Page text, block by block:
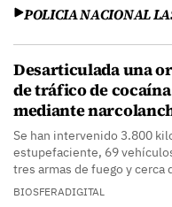
POLICIA NACIONAL
Desarticulada una
de tráfico de
mediante
Se han intervenido 3.800
estupefaciente, 69
tres armas de fuego y cerca
BIOSFERADIGITAL